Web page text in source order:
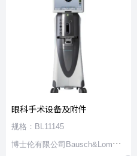
眼科手术设备及附件
规格：BL11145
博士伦有限公司Bausch&Lomb